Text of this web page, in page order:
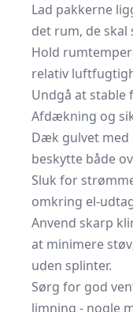
Lad pakkerne
det rum, de
Hold
relativ
Undgå at stable
Afdækning og
Dæk gulvet
beskytte både
Sluk for
omkring el-
Anvend skarp
at minimere
uden splinter.
Sørg for god
limning - nogle